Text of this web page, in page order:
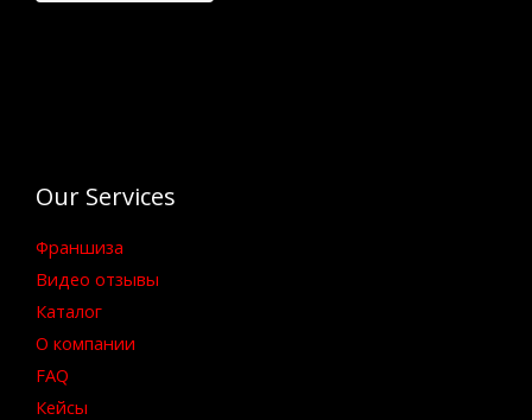
Our Services
Франшиза
Видео отзывы
Каталог
О компании
FAQ
Кейсы